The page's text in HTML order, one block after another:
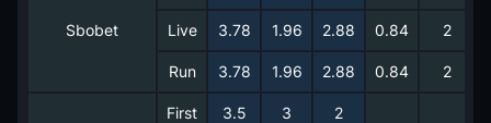
Sbobet Live 3.78 1.96 2.88 0.84 2
Run 3.78 1.96 2.88 0.84 2
First 3.5 3 2